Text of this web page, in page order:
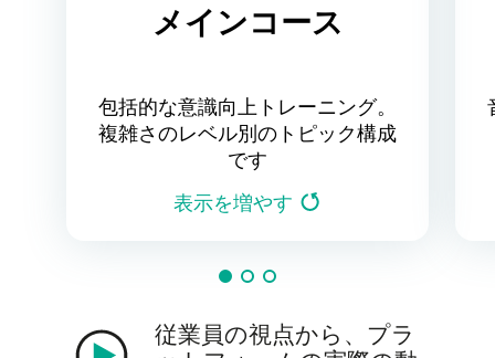
メインコース
包括的な意識向上トレーニング。
複雑さのレベル別のトピック構成
です
表示を増やす
従業員の視点から、プラ